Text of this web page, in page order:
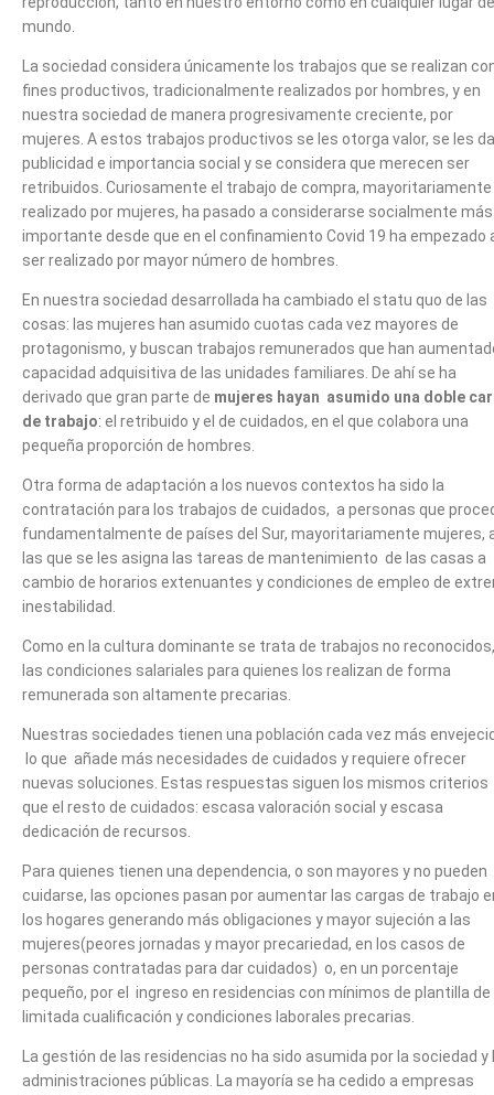
mundo.
La sociedad considera únicamente los trabajos que se realizan
fines productivos, tradicionalmente realizados por hombres, y en
nuestra sociedad de manera progresivamente creciente, por
mujeres. A estos trabajos productivos se les otorga valor, se les da
publicidad e importancia social y se considera que merecen ser
retribuidos. Curiosamente el trabajo de compra, mayoritariamente
realizado por mujeres, ha pasado a considerarse socialmente más
importante desde que en el confinamiento Covid 19 ha empezado
ser realizado por mayor número de hombres.
En nuestra sociedad desarrollada ha cambiado el statu quo de las
cosas: las mujeres han asumido cuotas cada vez mayores de
protagonismo, y buscan trabajos remunerados que han
capacidad adquisitiva de las unidades familiares. De ahí se ha
derivado que gran parte de mujeres hayan asumido una doble
de trabajo: el retribuido y el de cuidados, en el que colabora una
pequeña proporción de hombres.
Otra forma de adaptación a los nuevos contextos ha sido la
contratación para los trabajos de cuidados, a personas que
fundamentalmente de países del Sur, mayoritariamente mujeres,
las que se les asigna las tareas de mantenimiento de las casas a
cambio de horarios extenuantes y condiciones de empleo de
inestabilidad.
Como en la cultura dominante se trata de trabajos no reconocidos,
las condiciones salariales para quienes los realizan de forma
remunerada son altamente precarias.
Nuestras sociedades tienen una población cada vez más
lo que añade más necesidades de cuidados y requiere ofrecer
nuevas soluciones. Estas respuestas siguen los mismos criterios
que el resto de cuidados: escasa valoración social y escasa
dedicación de recursos.
Para quienes tienen una dependencia, o son mayores y no pueden
cuidarse, las opciones pasan por aumentar las cargas de trabajo
los hogares generando más obligaciones y mayor sujeción a las
mujeres(peores jornadas y mayor precariedad, en los casos de
personas contratadas para dar cuidados) o, en un porcentaje
pequeño, por el ingreso en residencias con mínimos de plantilla de
limitada cualificación y condiciones laborales precarias.
La gestión de las residencias no ha sido asumida por la sociedad y
administraciones públicas. La mayoría se ha cedido a empresas